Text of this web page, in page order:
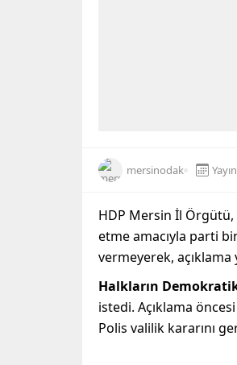
mersinodak
HDP Mersin İl Örgütü,
etme amacıyla parti
vermeyerek, açıklama
Halkların
istedi. Açıklama
Polis valilik kararını